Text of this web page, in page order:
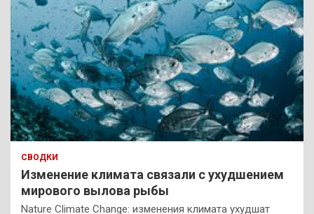
СВОДКИ
Изменение климата связали с ухудшением
мирового вылова рыбы
Nature Climate Change: изменения климата ухудшат